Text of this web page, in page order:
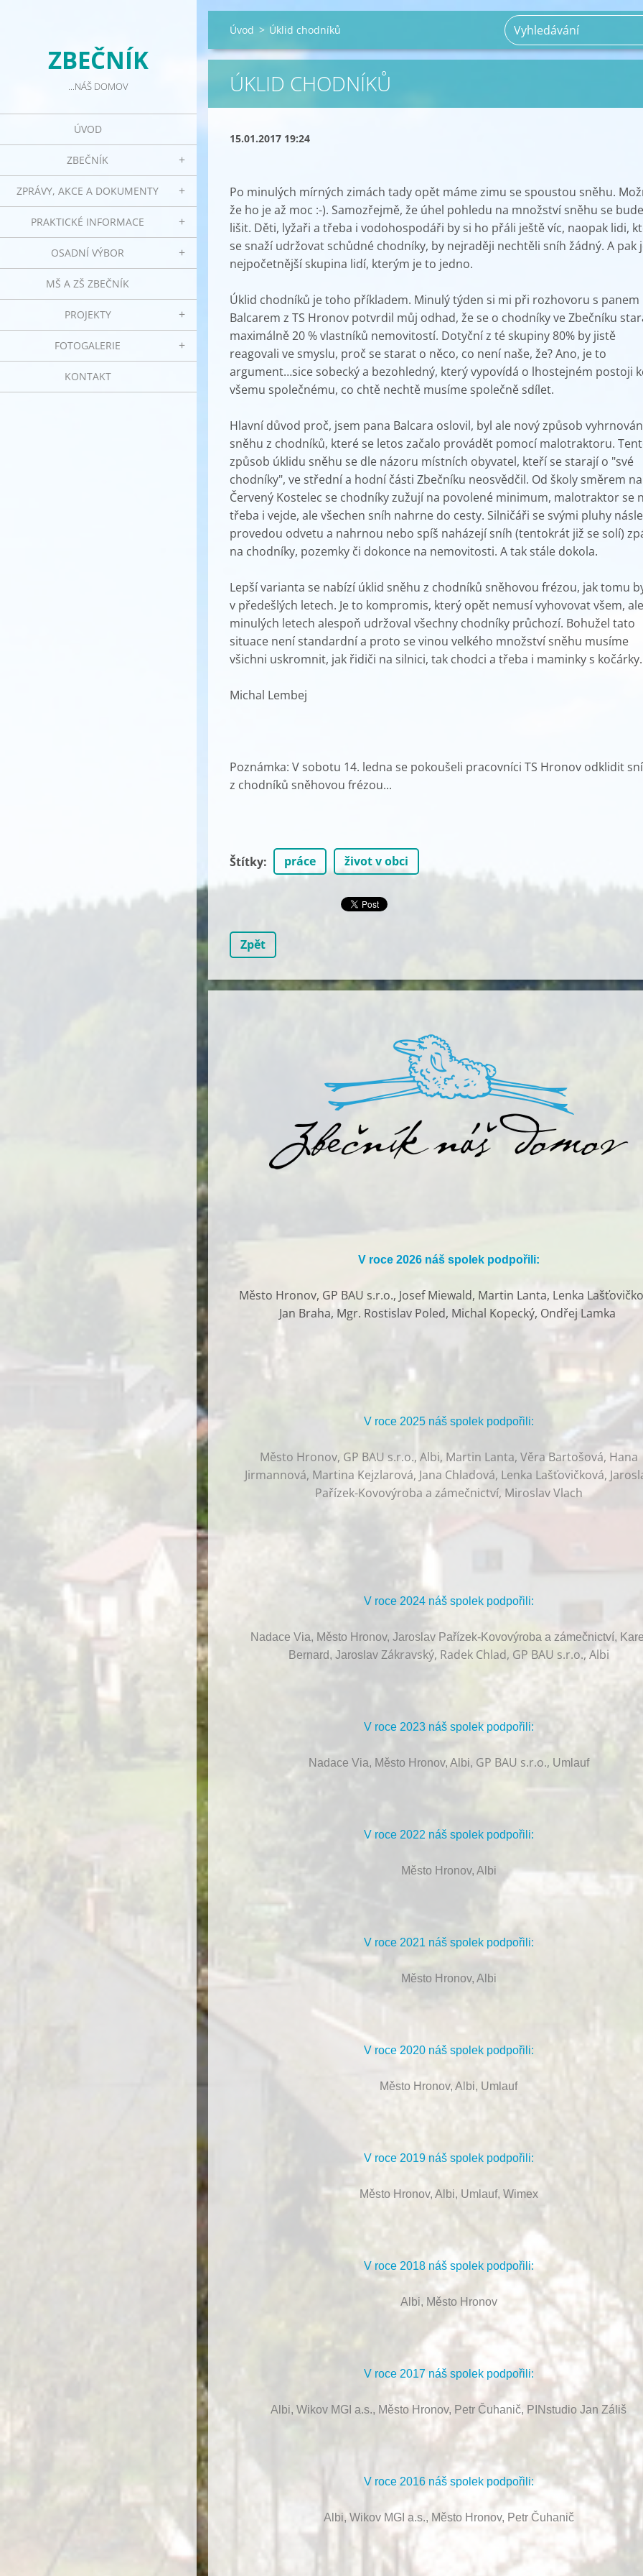
ZBEČNÍK
...NÁŠ DOMOV
ÚVOD
ZBEČNÍK
ZPRÁVY, AKCE A DOKUMENTY
PRAKTICKÉ INFORMACE
OSADNÍ VÝBOR
MŠ A ZŠ ZBEČNÍK
PROJEKTY
FOTOGALERIE
KONTAKT
Úvod > Úklid chodníků
ÚKLID CHODNÍKŮ
15.01.2017 19:24
Po minulých mírných zimách tady opět máme zimu se spoustou sněhu.
že ho je až moc :-). Samozřejmě, že úhel pohledu na množství sněhu se bude
lišit. Děti, lyžaři a třeba i vodohospodáři by si ho přáli ještě víc, naopak lidi,
se snaží udržovat schůdné chodníky, by nejraději nechtěli sníh žádný. A pak
nejpočetnější skupina lidí, kterým je to jedno.
Úklid chodníků je toho příkladem. Minulý týden si mi při rozhovoru s panem
Balcarem z TS Hronov potvrdil můj odhad, že se o chodníky ve Zbečníku
maximálně 20 % vlastníků nemovitostí. Dotyční z té skupiny 80% by jistě
reagovali ve smyslu, proč se starat o něco, co není naše, že? Ano, je to
argument…sice sobecký a bezohledný, který vypovídá o lhostejném postoji
všemu společnému, co chtě nechtě musíme společně sdílet.
Hlavní důvod proč, jsem pana Balcara oslovil, byl ale nový způsob
sněhu z chodníků, které se letos začalo provádět pomocí malotraktoru.
způsob úklidu sněhu se dle názoru místních obyvatel, kteří se starají o "své
chodníky", ve střední a hodní části Zbečníku neosvědčil. Od školy směrem na
Červený Kostelec se chodníky zužují na povolené minimum, malotraktor se
třeba i vejde, ale všechen sníh nahrne do cesty. Silničáři se svými pluhy
provedou odvetu a nahrnou nebo spíš naházejí sníh (tentokrát již se solí)
na chodníky, pozemky či dokonce na nemovitosti. A tak stále dokola.
Lepší varianta se nabízí úklid sněhu z chodníků sněhovou frézou, jak tomu
v předešlých letech. Je to kompromis, který opět nemusí vyhovovat všem,
minulých letech alespoň udržoval všechny chodníky průchozí. Bohužel tato
situace není standardní a proto se vinou velkého množství sněhu musíme
všichni uskromnit, jak řidiči na silnici, tak chodci a třeba i maminky s
Michal Lembej
Poznámka: V sobotu 14. ledna se pokoušeli pracovníci TS Hronov odklidit
z chodníků sněhovou frézou...
Štítky: práce život v obci
Zpět
V roce 2026 náš spolek podpořili:
Město Hronov, GP BAU s.r.o., Josef Miewald, Martin Lanta, Lenka
Jan Braha, Mgr. Rostislav Poled, Michal Kopecký, Ondřej Lamka
V roce 2025 náš spolek podpořili:
Město Hronov, GP BAU s.r.o., Albi, Martin Lanta, Věra Bartošová, Hana
Jirmannová, Martina Kejzlarová, Jana Chladová, Lenka Lašťovičková,
Pařízek-Kovovýroba a zámečnictví, Miroslav Vlach
V roce 2024 náš spolek podpořili:
Nadace Via, Město Hronov, Jaroslav Pařízek-Kovovýroba a zámečnictví,
Bernard, JaroslavZákravský, Radek Chlad, GP BAU s.r.o., Albi
V roce 2023 náš spolek podpořili:
Nadace Via, Město Hronov, Albi, GP BAU s.r.o., Umlauf
V roce 2022 náš spolek podpořili:
Město Hronov, Albi
V roce 2021 náš spolek podpořili:
Město Hronov, Albi
V roce 2020 náš spolek podpořili:
Město Hronov, Albi, Umlauf
V roce 2019 náš spolek podpořili:
Město Hronov, Albi, Umlauf, Wimex
V roce 2018 náš spolek podpořili:
Albi, Město Hronov
V roce 2017 náš spolek podpořili:
Albi, Wikov MGI a.s., Město Hronov, Petr Čuhanič, PINstudio Jan Záliš
V roce 2016 náš spolek podpořili:
Albi, Wikov MGI a.s., Město Hronov, Petr Čuhanič